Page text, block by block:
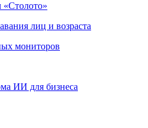
лиц и возраста
мониторов
ИИ для бизнеса